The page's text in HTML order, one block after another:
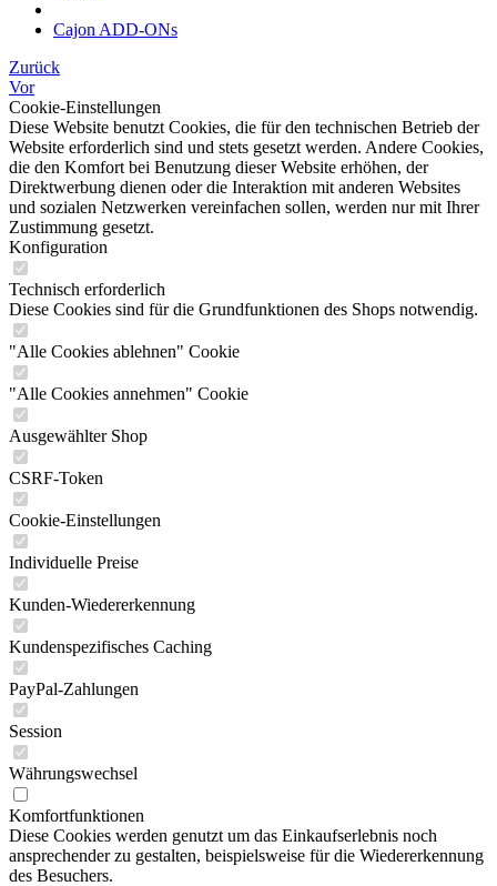
Cajon ADD-ONs
Zurück
Vor
Cookie-Einstellungen
Diese Website benutzt Cookies, die für den technischen Betrieb der
Website erforderlich sind und stets gesetzt werden. Andere Cookies,
die den Komfort bei Benutzung dieser Website erhöhen, der
Direktwerbung dienen oder die Interaktion mit anderen Websites
und sozialen Netzwerken vereinfachen sollen, werden nur mit Ihrer
Zustimmung gesetzt.
Konfiguration
Technisch erforderlich
Diese Cookies sind für die Grundfunktionen des Shops notwendig.
"Alle Cookies ablehnen" Cookie
"Alle Cookies annehmen" Cookie
Ausgewählter Shop
CSRF-Token
Cookie-Einstellungen
Individuelle Preise
Kunden-Wiedererkennung
Kundenspezifisches Caching
PayPal-Zahlungen
Session
Währungswechsel
Komfortfunktionen
Diese Cookies werden genutzt um das Einkaufserlebnis noch
ansprechender zu gestalten, beispielsweise für die Wiedererkennung
des Besuchers.